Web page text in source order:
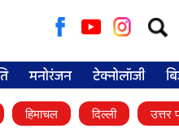
for:
मनोरंजन टेक्नोलॉजी
हिमाचल दिल्ली उत्तर